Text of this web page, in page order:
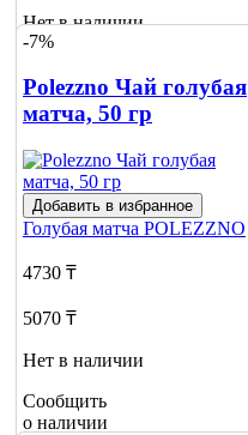
Нет в наличии
о наличии
1
-7%
Polezzno Чай голубая
матча, 50 гр
Добавить в избранное
Голубая матча POLEZZNO
4730 ₸
5070 ₸
Нет в наличии
Сообщить
о наличии